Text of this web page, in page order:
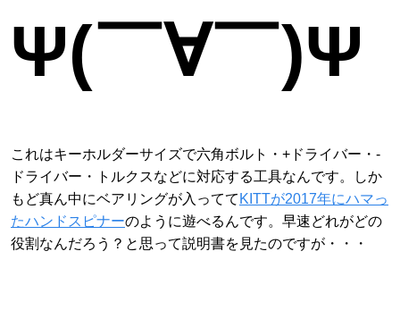
Ψ(￣∀￣)Ψ
これはキーホルダーサイズで六角ボルト・+ドライバー・-
ドライバー・トルクスなどに対応する工具なんです。しか
もど真ん中にベアリングが入ってて KITTが2017年にハマっ
たハンドスピナーのように遊べるんです。早速どれがどの
役割なんだろう？と思って説明書を見たのですが・・・